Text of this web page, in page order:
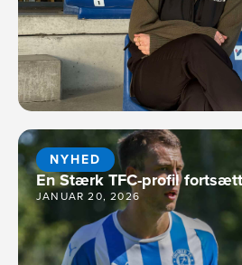
NYHED
En Stærk TFC-profil
JANUAR 20, 2026